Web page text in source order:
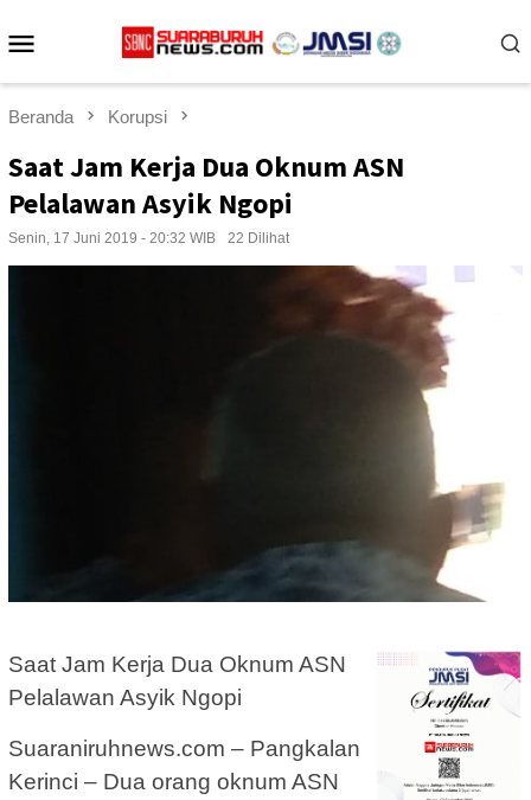
ke
Beranda Korupsi
Saat Jam Kerja Dua Oknum ASN
Pelalawan Asyik Ngopi
Senin, 17 Juni 2019 - 20:32 WIB 22 Dilihat
Saat Jam Kerja Dua Oknum ASN
Pelalawan Asyik Ngopi
Suaraniruhnews.com – Pangkalan
Kerinci – Dua orang oknum ASN